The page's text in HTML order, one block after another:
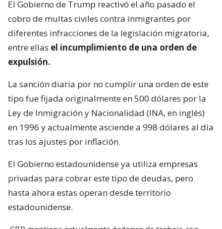
El Gobierno de Trump reactivó el año pasado el
cobro de multas civiles contra inmigrantes por
diferentes infracciones de la legislación migratoria,
entre ellas el incumplimiento de una orden de
expulsión.
La sanción diaria por no cumplir una orden de este
tipo fue fijada originalmente en 500 dólares por la
Ley de Inmigración y Nacionalidad (INA, en inglés)
en 1996 y actualmente asciende a 998 dólares al día
tras los ajustes por inflación.
El Gobierno estadounidense ya utiliza empresas
privadas para cobrar este tipo de deudas, pero
hasta ahora estas operan desde territorio
estadounidense.